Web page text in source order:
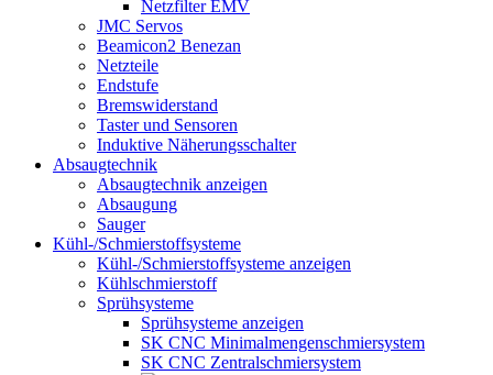
Netzfilter EMV
JMC Servos
Beamicon2 Benezan
Netzteile
Endstufe
Bremswiderstand
Taster und Sensoren
Induktive Näherungsschalter
Absaugtechnik
Absaugtechnik anzeigen
Absaugung
Sauger
Kühl-/Schmierstoffsysteme
Kühl-/Schmierstoffsysteme anzeigen
Kühlschmierstoff
Sprühsysteme
Sprühsysteme anzeigen
SK CNC Minimalmengenschmiersystem
SK CNC Zentralschmiersystem